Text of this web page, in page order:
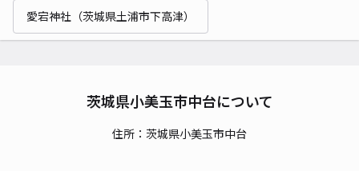
愛宕神社（茨城県土浦市下高津）
茨城県小美玉市中台について
住所：茨城県小美玉市中台